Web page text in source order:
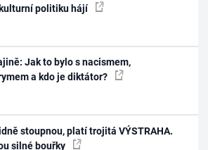
politiku hájí
Jak to bylo s nacismem,
a kdo je diktátor?
stoupnou, platí trojitá VÝSTRAHA.
silné bouřky